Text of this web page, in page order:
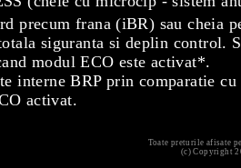
precum frana (iBR) sau cheia
siguranta si deplin control.
modul ECO este activat*.
interne BRP prin comparatie
activat.
Toate preturile afisate
(c) Copyright